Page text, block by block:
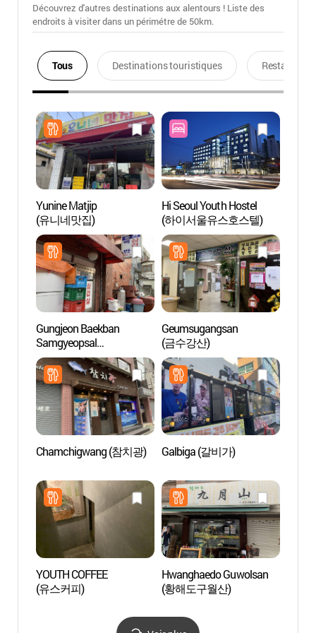
Découvrez d'autres destinations aux alentours ! Liste des
endroits à visiter dans un périmétre de 50km.
Tous Destinations touristiques Restaurants
Yunine Matjip
(유니네맛집)
Hi Seoul Youth Hostel
(하이서울유스호스텔)
Gungjeon Baekban
Samgyeopsal
(궁전백반삼겹살)
Geumsugangsan
(금수강산)
Chamchigwang (참치광) Galbiga (갈비가)
YOUTH COFFEE
(유스커피)
Hwanghaedo Guwolsan
(황해도구월산)